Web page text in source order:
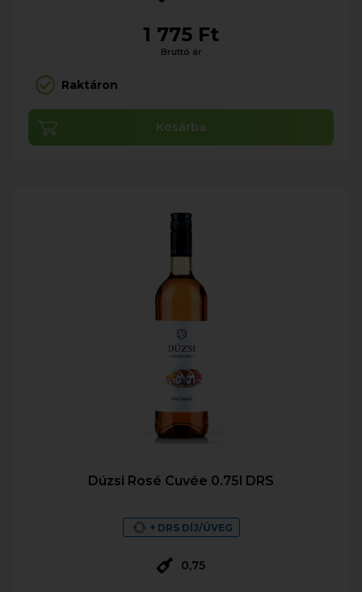
1 775 Ft
Bruttó ár
Raktáron
Kosárba
Dúzsi Rosé Cuvée 0.75l DRS
+ DRS DÍJ/ÜVEG
0,75